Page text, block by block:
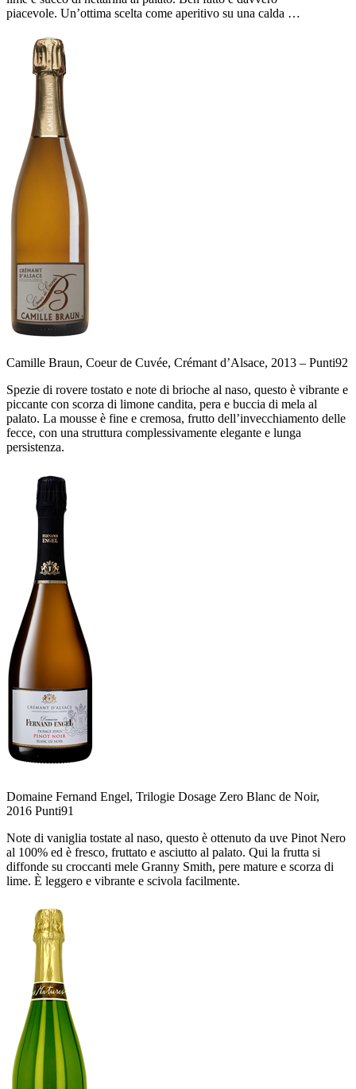
piacevole. Un’ottima scelta come aperitivo su una calda …
Camille Braun, Coeur de Cuvée, Crémant d’Alsace, 2013 – Punti92
Spezie di rovere tostato e note di brioche al naso, questo è vibrante e
piccante con scorza di limone candita, pera e buccia di mela al
palato. La mousse è fine e cremosa, frutto dell’invecchiamento delle
fecce, con una struttura complessivamente elegante e lunga
persistenza.
Domaine Fernand Engel, Trilogie Dosage Zero Blanc de Noir,
2016 Punti91
Note di vaniglia tostate al naso, questo è ottenuto da uve Pinot Nero
al 100% ed è fresco, fruttato e asciutto al palato. Qui la frutta si
diffonde su croccanti mele Granny Smith, pere mature e scorza di
lime. È leggero e vibrante e scivola facilmente.